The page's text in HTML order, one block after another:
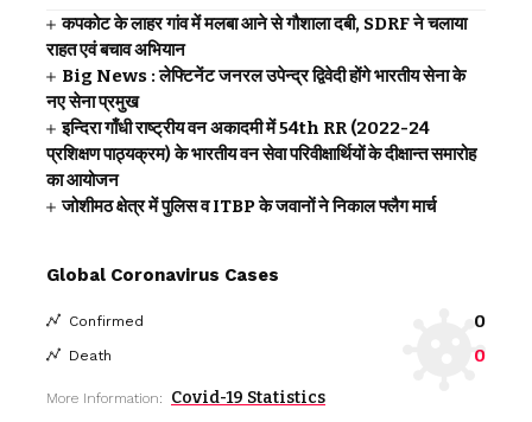
कपकोट के लाहर गांव में मलबा आने से गौशाला दबी, SDRF ने चलाया
राहत एवं बचाव अभियान
Big News : लेफ्टिनेंट जनरल उपेन्द्र द्विवेदी होंगे भारतीय सेना के
नए सेना प्रमुख
इन्दिरा गाँधी राष्‍ट्रीय वन अकादमी में 54th RR (2022-24
प्रशिक्षण पाठ्यक्रम) के भारतीय वन सेवा परिवीक्षार्थियों के दीक्षान्‍त समारोह
का आयोजन
जोशीमठ क्षेत्र में पुलिस व ITBP के जवानों ने निकाल फ्लैग मार्च
Global Coronavirus Cases
Confirmed 0
Death 0
More Information: Covid-19 Statistics